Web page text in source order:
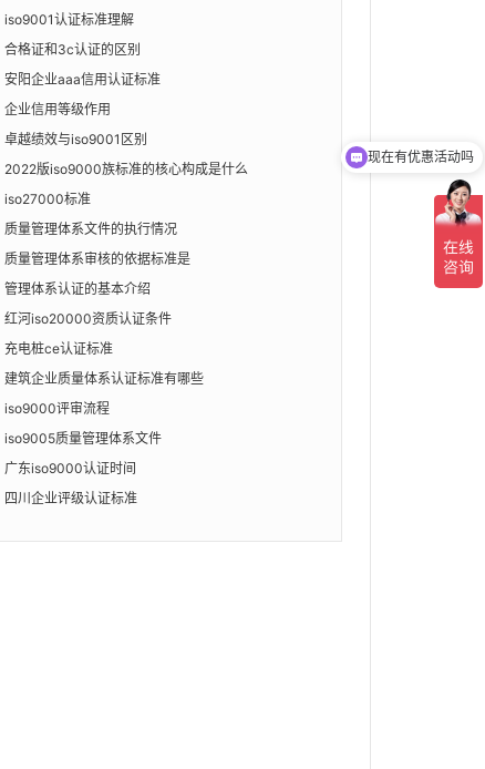
iso9001认证标准理解
合格证和3c认证的区别
安阳企业aaa信用认证标准
企业信用等级作用
卓越绩效与iso9001区别
2022版iso9000族标准的核心构成是什么
iso27000标准
质量管理体系文件的执行情况
质量管理体系审核的依据标准是
管理体系认证的基本介绍
红河iso20000资质认证条件
充电桩ce认证标准
建筑企业质量体系认证标准有哪些
iso9000评审流程
iso9005质量管理体系文件
广东iso9000认证时间
四川企业评级认证标准
现在有优惠活动吗